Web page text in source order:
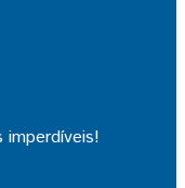
imperdíveis!